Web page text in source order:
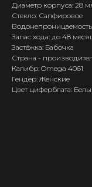
Диаметр корпуса: 28
Стекло: Сапфировое
Запас хода: до 48
Застёжка: Бабочка
Страна -
Калибр: Omega 4061
Гендер: Женские
Цвет циферблата: